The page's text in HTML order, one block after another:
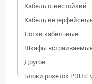
Кабель огнестойкий
Кабель
Лотки кабельные
Шкафы
Другое
Блоки розеток PDU